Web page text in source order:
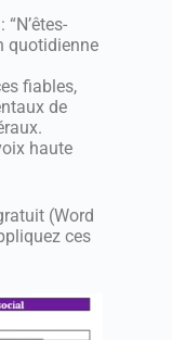
quotidienne
fiables,
de
haute
(Word
ces